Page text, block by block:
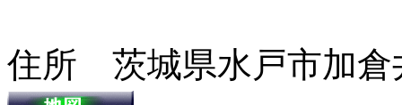
住所 茨城県水戸市加倉